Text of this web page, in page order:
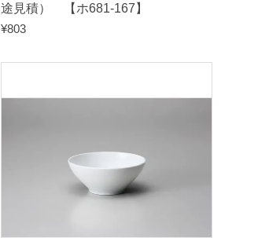
途見積） 【ホ681-167】
¥803